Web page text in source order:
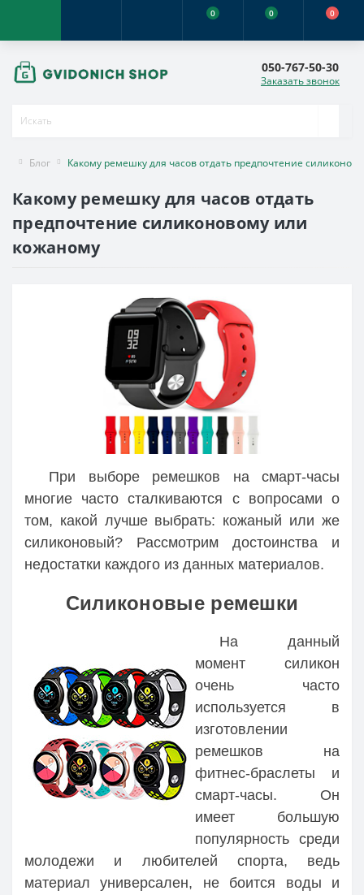
0 0 0
050-767-50-30
Заказать звонок
Блог Какому ремешку для часов отдать предпочтение
Какому ремешку для часов отдать
предпочтение силиконовому или
кожаному
При выборе ремешков на смарт-часы
многие часто сталкиваются с вопросами о
том, какой лучше выбрать: кожаный или же
силиконовый? Рассмотрим достоинства и
недостатки каждого из данных материалов.
Силиконовые ремешки
На данный
момент силикон
очень часто
используется в
изготовлении
ремешков на
фитнес-браслеты и
смарт-часы. Он
имеет большую
популярность среди
молодежи и любителей спорта, ведь
материал универсален, не боится воды и